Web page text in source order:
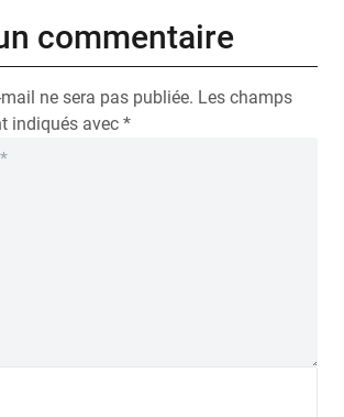
commentaire
ne sera pas publiée. Les champs
indiqués avec *